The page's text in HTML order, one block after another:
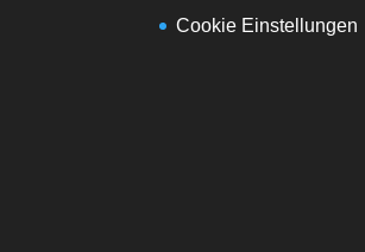
Cookie Einstellungen